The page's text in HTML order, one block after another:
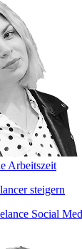
Arbeitszeit
steigern
Social